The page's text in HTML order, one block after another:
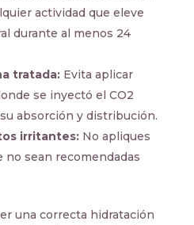
actividad que eleve
durante al menos 24
tratada:Evita aplicar
se inyectó el CO2
absorción y distribución.
irritantes:No apliques
no sean recomendadas
una correcta hidratación